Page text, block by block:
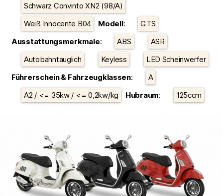
Schwarz Convinto XN2 (98/A)
Weiß Innocente B04
Modell:
GTS
Ausstattungsmerkmale: ABS
ASR
Autobahntauglich
Keyless
LED Scheinwerfer
Führerschein & Fahrzeugklassen:
A
A2 / <= 35kw / <= 0,2kw/kg
Hubraum: 125ccm